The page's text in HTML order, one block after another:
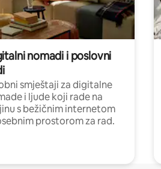
nomadi i poslovni
smještaji za digitalne
i ljude koji rade na
s bežičnim internetom
prostorom za rad.